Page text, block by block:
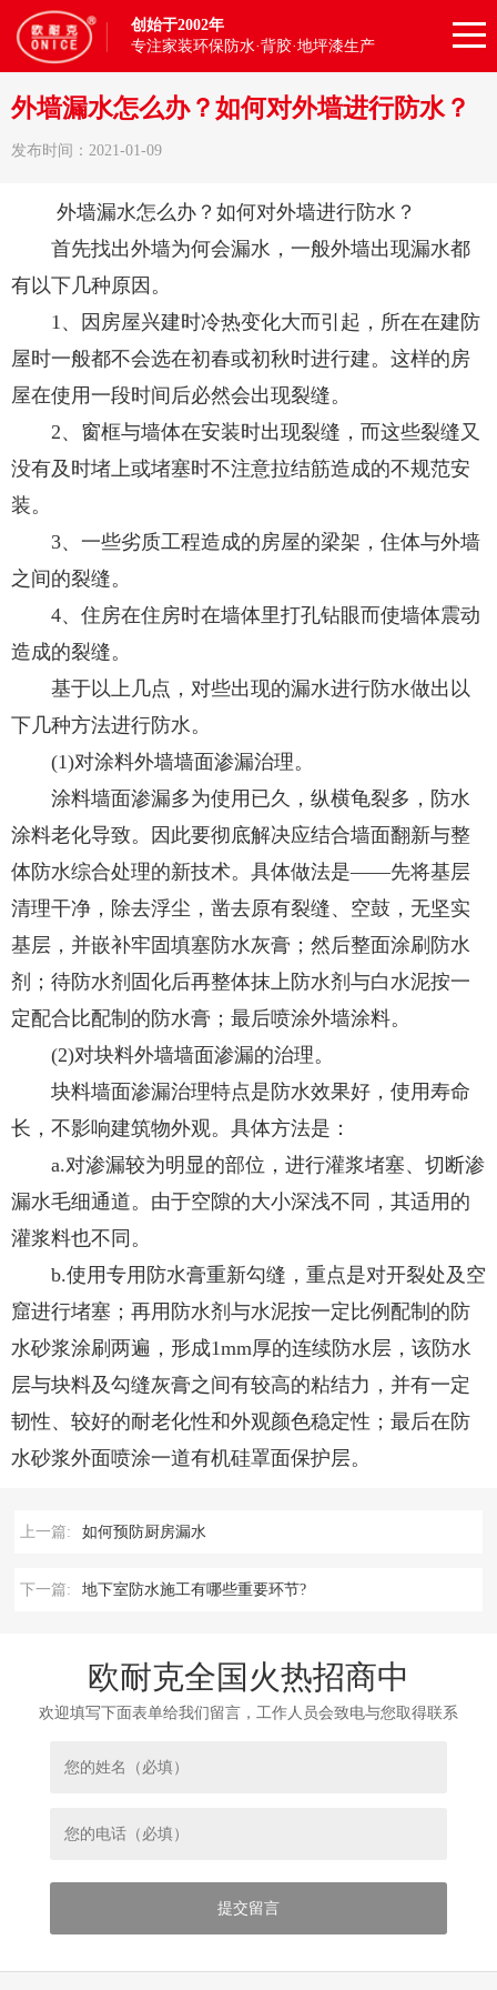
创始于2002年
专注家装环保防水·背胶·地坪漆生产
外墙漏水怎么办？如何对外墙进行防水？
发布时间：2021-01-09
外墙漏水怎么办？如何对外墙进行防水？
首先找出外墙为何会漏水，一般外墙出现漏水都
有以下几种原因。
1、因房屋兴建时冷热变化大而引起，所在在建防
屋时一般都不会选在初春或初秋时进行建。这样的房
屋在使用一段时间后必然会出现裂缝。
2、窗框与墙体在安装时出现裂缝，而这些裂缝又
没有及时堵上或堵塞时不注意拉结筋造成的不规范安
装。
3、一些劣质工程造成的房屋的梁架，住体与外墙
之间的裂缝。
4、住房在住房时在墙体里打孔钻眼而使墙体震动
造成的裂缝。
基于以上几点，对些出现的漏水进行防水做出以
下几种方法进行防水。
(1)对涂料外墙墙面渗漏治理。
涂料墙面渗漏多为使用已久，纵横龟裂多，防水
涂料老化导致。因此要彻底解决应结合墙面翻新与整
体防水综合处理的新技术。具体做法是——先将基层
清理干净，除去浮尘，凿去原有裂缝、空鼓，无坚实
基层，并嵌补牢固填塞防水灰膏；然后整面涂刷防水
剂；待防水剂固化后再整体抹上防水剂与白水泥按一
定配合比配制的防水膏；最后喷涂外墙涂料。
(2)对块料外墙墙面渗漏的治理。
块料墙面渗漏治理特点是防水效果好，使用寿命
长，不影响建筑物外观。具体方法是：
a.对渗漏较为明显的部位，进行灌浆堵塞、切断渗
漏水毛细通道。由于空隙的大小深浅不同，其适用的
灌浆料也不同。
b.使用专用防水膏重新勾缝，重点是对开裂处及空
窟进行堵塞；再用防水剂与水泥按一定比例配制的防
水砂浆涂刷两遍，形成1mm厚的连续防水层，该防水
层与块料及勾缝灰膏之间有较高的粘结力，并有一定
韧性、较好的耐老化性和外观颜色稳定性；最后在防
水砂浆外面喷涂一道有机硅罩面保护层。
上一篇: 如何预防厨房漏水
下一篇: 地下室防水施工有哪些重要环节?
欧耐克全国火热招商中
欢迎填写下面表单给我们留言，工作人员会致电与您取得联系